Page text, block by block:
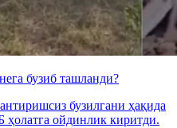
бузиб ташланди?
бузилгани ҳақида
ойдинлик киритди.